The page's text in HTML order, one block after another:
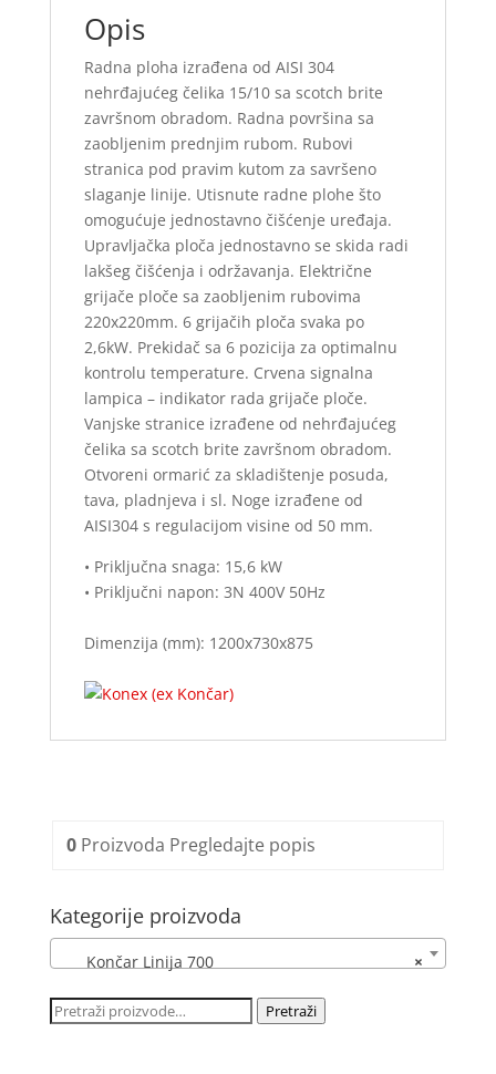
Opis
Radna ploha izrađena od AISI 304
nehrđajućeg čelika 15/10 sa scotch brite
završnom obradom. Radna površina sa
zaobljenim prednjim rubom. Rubovi
stranica pod pravim kutom za savršeno
slaganje linije. Utisnute radne plohe što
omogućuje jednostavno čišćenje uređaja.
Upravljačka ploča jednostavno se skida radi
lakšeg čišćenja i održavanja. Električne
grijače ploče sa zaobljenim rubovima
220x220mm. 6 grijačih ploča svaka po
2,6kW. Prekidač sa 6 pozicija za optimalnu
kontrolu temperature. Crvena signalna
lampica – indikator rada grijače ploče.
Vanjske stranice izrađene od nehrđajućeg
čelika sa scotch brite završnom obradom.
Otvoreni ormarić za skladištenje posuda,
tava, pladnjeva i sl. Noge izrađene od
AISI304 s regulacijom visine od 50 mm.
• Priključna snaga: 15,6 kW
• Priključni napon: 3N 400V 50Hz
Dimenzija (mm): 1200x730x875
0Proizvoda Pregledajte popis
Kategorije proizvoda
×
Končar Linija 700
Pretraži: Pretraži